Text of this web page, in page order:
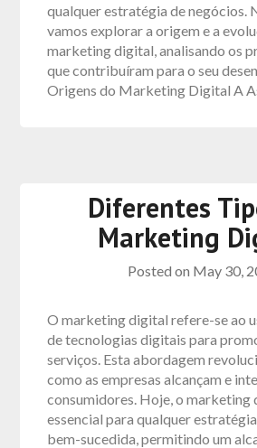
qualquer estratégia de negócios.
vamos explorar a origem e a
marketing digital, analisando os
que contribuíram para o seu
Origens do Marketing Digital A
Diferentes
Marketing
Posted on May 30,
O marketing digital refere-se ao
de tecnologias digitais para
serviços. Esta abordagem
como as empresas alcançam e
consumidores. Hoje, o marketing
essencial para qualquer
bem-sucedida, permitindo um